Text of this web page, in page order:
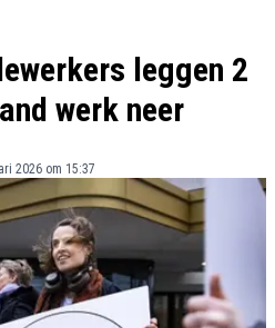
leggen 2
werk neer
2026 om 15:37